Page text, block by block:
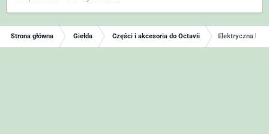
Strona główna Giełda Części i akcesoria do Octavii Elektryczna